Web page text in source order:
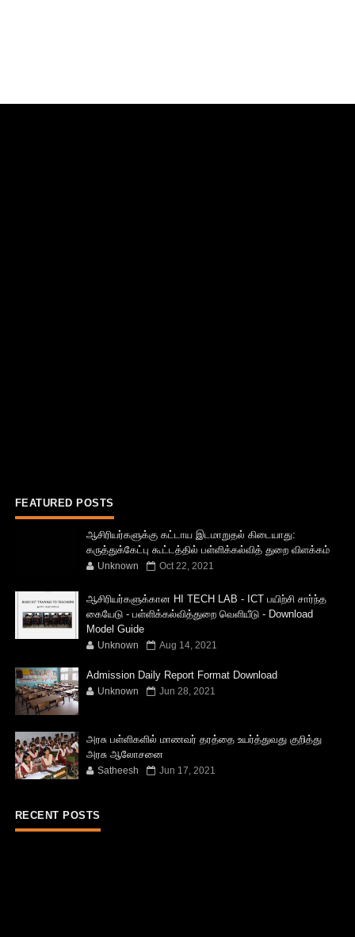
FEATURED POSTS
ஆசிரியர்களுக்கு கட்டாய இடமாறுதல் கிடையாது:
கருத்துக்கேட்பு கூட்டத்தில் பள்ளிக்கல்வித் துறை விளக்கம்
Unknown Oct 22, 2021
ஆசிரியர்களுக்கான HI TECH LAB - ICT பயிற்சி சார்ந்த
கையேடு - பள்ளிக்கல்வித்துறை வெளியீடு - Download
Model Guide
Unknown Aug 14, 2021
Admission Daily Report Format Download
Unknown Jun 28, 2021
அரசு பள்ளிகளில் மாணவர் தரத்தை உயர்த்துவது குறித்து
அரசு ஆலோசனை
Satheesh Jun 17, 2021
RECENT POSTS